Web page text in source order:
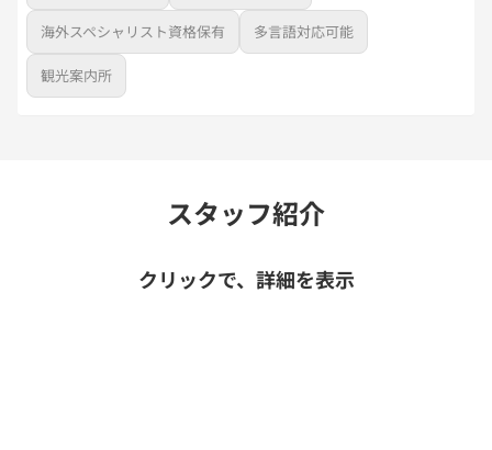
海外スペシャリスト資格保有 多言語対応可能
観光案内所
スタッフ紹介
クリックで、詳細を表示